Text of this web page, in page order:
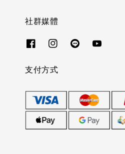
社群媒體
支付方式